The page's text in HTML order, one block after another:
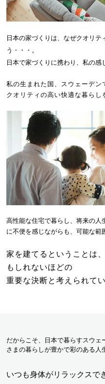
日本の家づくりは、なぜクオリ
う・・・。
日本で家づくりに携わり、私の感
私の生まれた国、スウェーデン
クオリティの高い快適な暮らし
高性能な住宅で暮らし、将来の人
に不便を感じながらも、可能な範
家を建てるということは
もしれないほどの
重要な決断と考えられて
だからこそ、日本で暮らすスウェ
さまの暮らしが豊かで彩のある人
いつも身体がリラックスで